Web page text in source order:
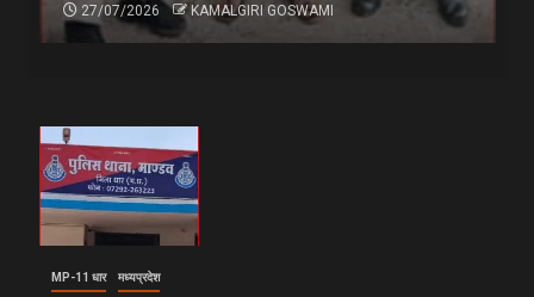
27/07/2026 KAMALGIRI GOSWAMI
MP-11 धार मध्यप्रदेश